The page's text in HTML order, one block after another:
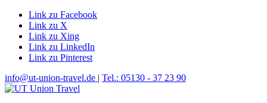
Link zu Facebook
Link zu X
Link zu Xing
Link zu LinkedIn
Link zu Pinterest
info@ut-union-travel.de | Tel.: 05130 - 37 23 90